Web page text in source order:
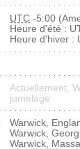
UTC -5:00
Heure d'été :
Heure d'hiver :
Actuellement,
jumelage
Warwick,
Warwick,
Warwick,